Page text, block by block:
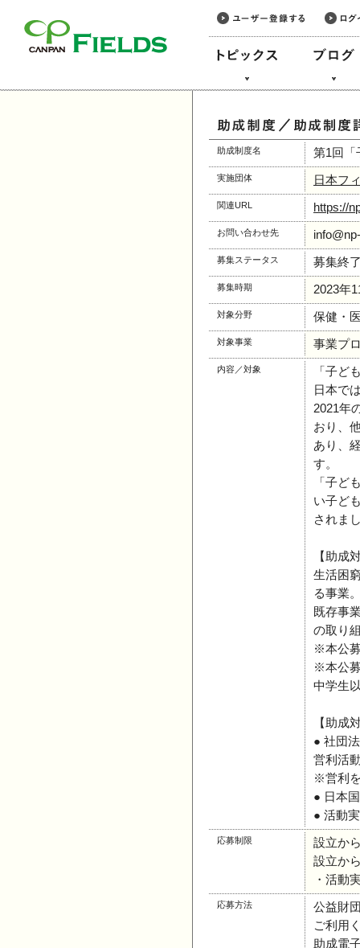
助成制度名 第1回「
実施団体 日本フ
関連URL https://
お問い合わせ先
募集ステータス 募集終
募集時期 2023年
対象分野 保健・
対象事業 事業プ
内容／対象
「子ど
日本で
2021年
おり、
あり、
す。
「子ど
い子ど
されま
【助成
生活困
る事業
既存事
の取り
※本公
※本公
中学生
【助成
● 社団
営利活
※営利
● 日本
● 活動
応募制限
設立か
設立か
・活動
応募方法
公益財
ご利用
助成電